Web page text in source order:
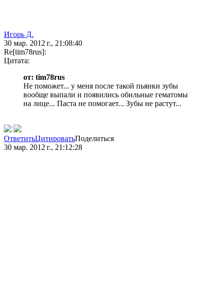
Игорь Д.
30 мар. 2012 г., 21:08:40
Re[tim78rus]:
Цитата:
от: tim78rus
Не поможет... у меня после такой пьянки зубы
вообще выпали и появились обильные гематомы
на лице... Паста не помогает... Зубы не растут...
ОтветитьЦитироватьПоделиться
30 мар. 2012 г., 21:12:28